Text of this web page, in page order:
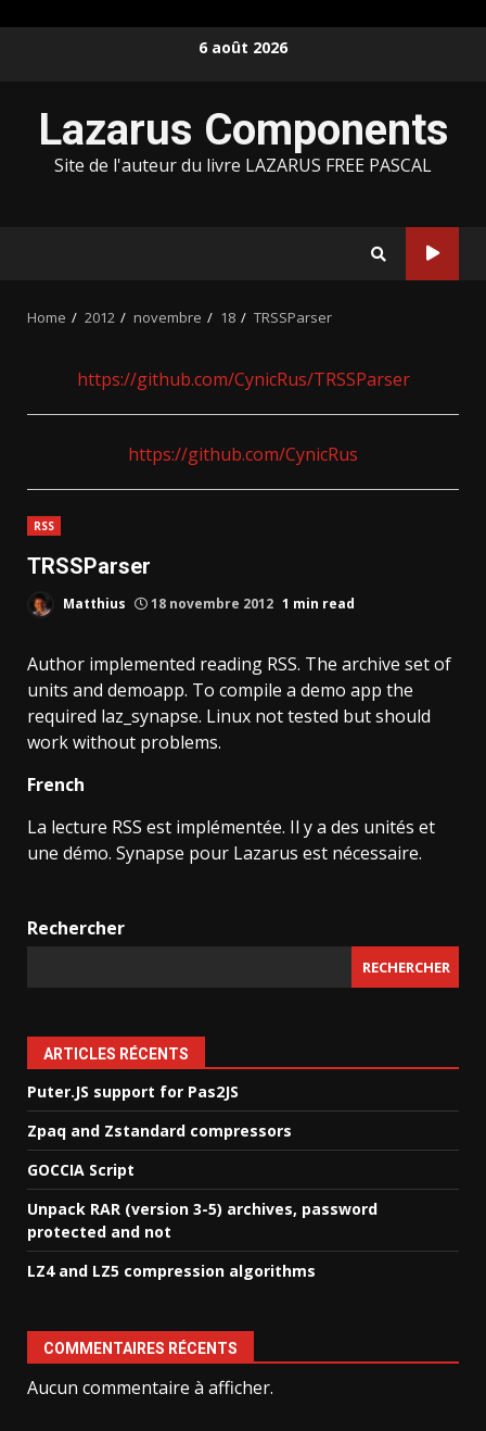
6 août 2026
Lazarus Components
Site de l'auteur du livre LAZARUS FREE PASCAL
Home 2012 novembre 18 TRSSParser
https://github.com/CynicRus/TRSSParser
https://github.com/CynicRus
RSS
TRSSParser
Matthius 18 novembre 2012 1 min read
Author implemented reading RSS. The archive set of
units and demoapp. To compile a demo app the
required laz_synapse. Linux not tested but should
work without problems.
French
La lecture RSS est implémentée. Il y a des unités et
une démo. Synapse pour Lazarus est nécessaire.
Rechercher
RECHERCHER
ARTICLES RÉCENTS
Puter.JS support for Pas2JS
Zpaq and Zstandard compressors
GOCCIA Script
Unpack RAR (version 3-5) archives, password
protected and not
LZ4 and LZ5 compression algorithms
COMMENTAIRES RÉCENTS
Aucun commentaire à afficher.